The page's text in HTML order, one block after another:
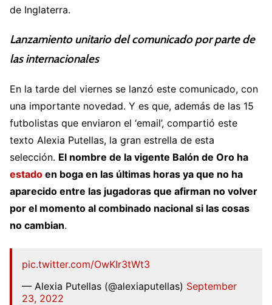
de Inglaterra.
Lanzamiento unitario del comunicado por parte de
las internacionales
En la tarde del viernes se lanzó este comunicado, con
una importante novedad. Y es que, además de las 15
futbolistas que enviaron el ‘email’, compartió este
texto Alexia Putellas, la gran estrella de esta
selección. El nombre de la vigente Balón de Oro ha
estado en boga en las últimas horas ya que no ha
aparecido entre las jugadoras que afirman no volver
por el momento al combinado nacional si las cosas
no cambian.
pic.twitter.com/OwKIr3tWt3
— Alexia Putellas (@alexiaputellas) September
23, 2022